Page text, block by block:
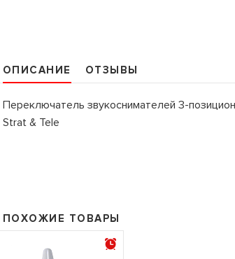
пт:
ОПИСАНИЕ ОТЗЫВЫ
Переключатель звукоснимателей 3-
Strat & Tele
ПОХОЖИЕ ТОВАРЫ